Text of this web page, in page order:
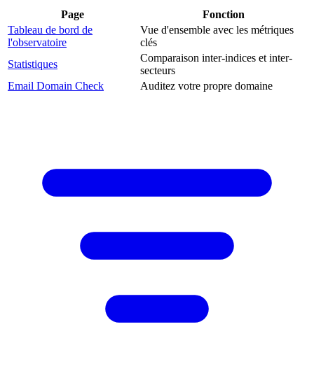
Page
Fonction
Tableau de bord de
l'observatoire
Vue d'ensemble avec les métriques
clés
Statistiques
Comparaison inter-indices et inter-
secteurs
Email Domain Check
Auditez votre propre domaine